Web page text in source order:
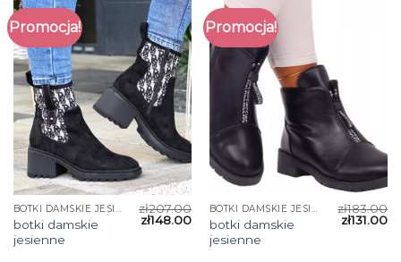
Promocja!
BOTKI DAMSKIE JESIENNE
botki damskie
jesienne
zł207.00
zł148.00
Promocja!
BOTKI DAMSKIE JESIENNE
botki damskie
jesienne
zł183.00
zł131.00